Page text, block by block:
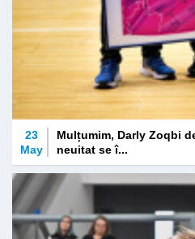
23
May
Mulțumim, Darly Zoqbi
neuitat se î...